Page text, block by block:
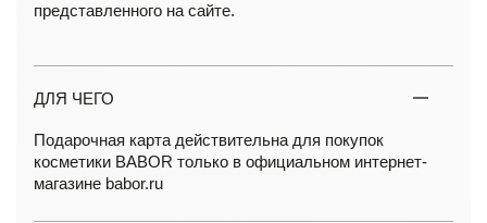
представленного на сайте.
ДЛЯ ЧЕГО
Подарочная карта действительна для покупок
косметики BABOR только в официальном интернет-
магазине babor.ru